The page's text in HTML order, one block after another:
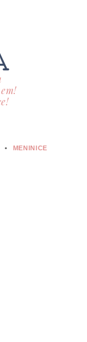
MENINICE